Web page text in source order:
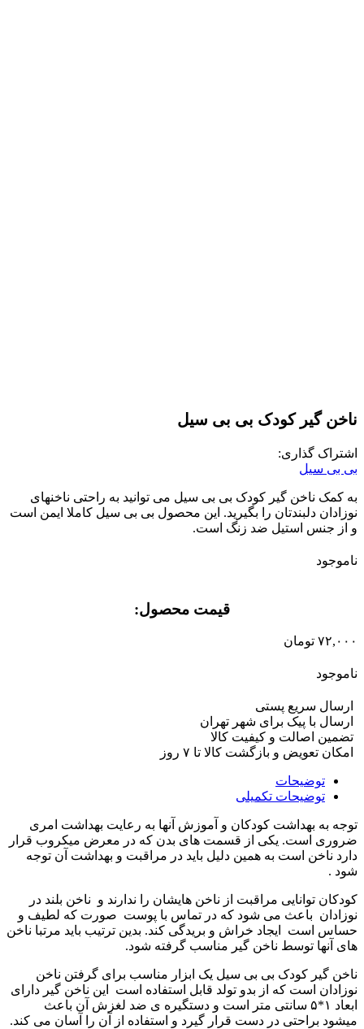
ناخن گیر کودک بی بی سیل
اشتراک گذاری:
بی بی سیل
به کمک ناخن گیر کودک بی بی سیل می توانید به راحتی ناخنهای
نوزادان دلبندتان را بگیرید. این محصول بی بی سیل کاملا ایمن است
و از جنس استیل ضد زنگ است.
ناموجود
قیمت محصول:​
۷۲,۰۰۰ تومان
ناموجود
ارسال سریع پستی
ارسال با پیک برای شهر تهران
تضمین اصالت و کیفیت کالا
امکان تعویض و بازگشت کالا تا ۷ روز
توضیحات
توضیحات تکمیلی
توجه به بهداشت کودکان و آموزش آنها به رعایت بهداشت امری
ضروری است. یکی از قسمت های بدن که در معرض میکروب قرار
دارد ناخن است به همین دلیل باید در مراقبت و بهداشت آن توجه
شود .
کودکان توانایی مراقبت از ناخن هایشان را ندارند و ناخن بلند در
نوزادان باعث می شود که در تماس با پوست صورت که لطیف و
حساس است ایجاد خراش و بریدگی کند. بدین ترتیب باید مرتبا ناخن
های آنها توسط ناخن گیر مناسب گرفته شود.
ناخن گیر کودک بی بی سیل یک ابزار مناسب برای گرفتن ناخن
نوزادان است که از بدو تولد قابل استفاده است این ناخن گیر دارای
ابعاد ۱*۵ سانتی متر است و دستگیره ی ضد لغزش آن باعث
میشود براحتی در دست قرار گیرد و استفاده از آن را آسان می کند.